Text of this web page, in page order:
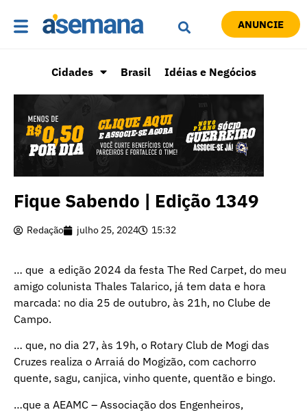
ANUNCIE
Cidades Brasil Idéias e Negócios
Fique Sabendo | Edição 1349
Redação julho 25, 2024 15:32
… que a edição 2024 da festa The Red Carpet, do meu
amigo colunista Thales Talarico, já tem data e hora
marcada: no dia 25 de outubro, às 21h, no Clube de
Campo.
… que, no dia 27, às 19h, o Rotary Club de Mogi das
Cruzes realiza o Arraiá do Mogizão, com cachorro
quente, sagu, canjica, vinho quente, quentão e bingo.
…que a AEAMC – Associação dos Engenheiros,